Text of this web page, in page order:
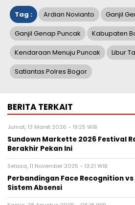
Tag : Ardian Novianto Ganjil
Ganjil Genap Puncak Kabupaten
Kendaraan Menuju Puncak Libur
Satlantas Polres Bogor
BERITA TERKAIT
Jumat, 13 Maret 2026 - 19:25 WIB
Sundown Markette 2026 Festival
Berakhir Pekan Ini
Selasa, 11 November 2025 - 13:21 WIB
Perbandingan Face Recognition
Sistem Absensi